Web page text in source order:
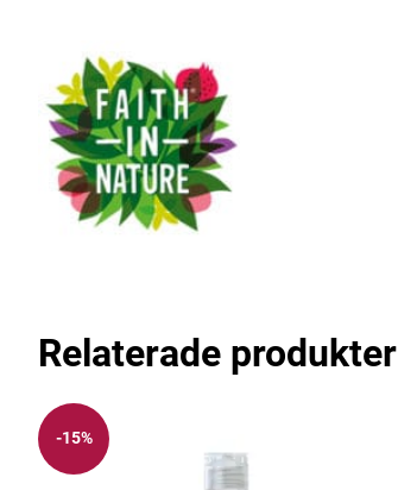
Relaterade produkter
-15%